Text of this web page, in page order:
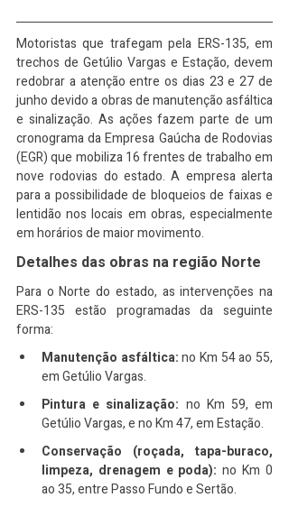
Motoristas que trafegam pela ERS-135, em
trechos de Getúlio Vargas e Estação, devem
redobrar a atenção entre os dias 23 e 27 de
junho devido a obras de manutenção asfáltica
e sinalização. As ações fazem parte de um
cronograma da Empresa Gaúcha de Rodovias
(EGR) que mobiliza 16 frentes de trabalho em
nove rodovias do estado. A empresa alerta
para a possibilidade de bloqueios de faixas e
lentidão nos locais em obras, especialmente
em horários de maior movimento.
Detalhes das obras na região Norte
Para o Norte do estado, as intervenções na
ERS-135 estão programadas da seguinte
forma:
Manutenção asfáltica: no Km 54 ao 55,
em Getúlio Vargas.
Pintura e sinalização: no Km 59, em
Getúlio Vargas, e no Km 47, em Estação.
Conservação (roçada, tapa-buraco,
limpeza, drenagem e poda): no Km 0
ao 35, entre Passo Fundo e Sertão.